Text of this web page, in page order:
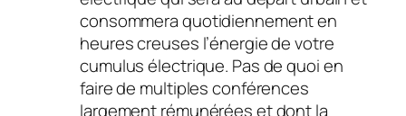
consommera quotidiennement en
heures creuses l’énergie de votre
cumulus électrique. Pas de quoi en
faire de multiples conférences
largement rémunérées et dont la